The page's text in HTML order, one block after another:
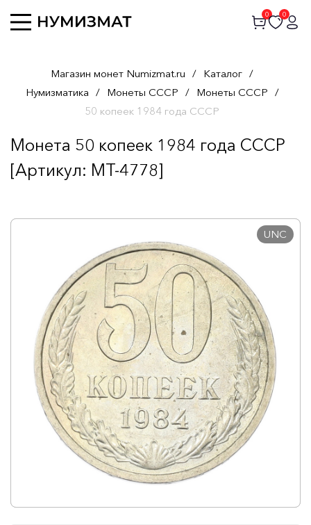
0 0
Магазин монет Numizmat.ru / Каталог /
Нумизматика / Монеты СССР / Монеты СССР /
50 копеек 1984 года СССР
Монета 50 копеек 1984 года СССР
[Артикул: MT-4778]
UNC